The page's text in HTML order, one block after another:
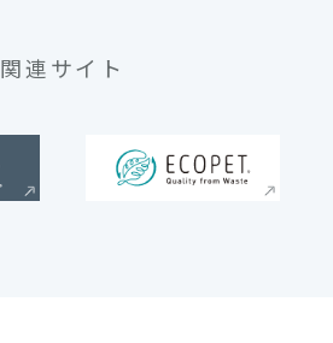
関連サイト